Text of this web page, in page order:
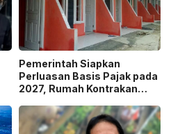
Pemerintah Siapkan
Perluasan Basis Pajak pada
2027, Rumah Kontrakan
Pengawasan!